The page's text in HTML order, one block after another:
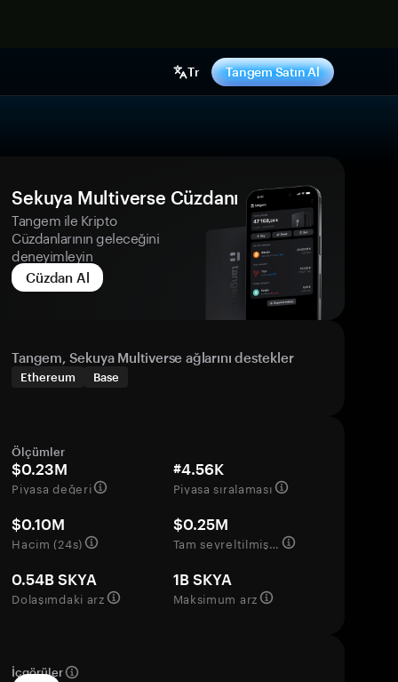
Tr Tangem Satın Al
Sekuya Multiverse Cüzdanı
Tangem ile Kripto
Cüzdanlarının geleceğini
deneyimleyin
Cüzdan Al
Tangem, Sekuya Multiverse ağlarını destekler
Ethereum Base
Ölçümler
$0.23M
Piyasa değeri
#4.56K
Piyasa sıralaması
$0.10M
Hacim (24s)
$0.25M
Tam seyreltilmiş değerleme
0.54B SKYA
Dolaşımdaki arz
1B SKYA
Maksimum arz
İçgörüler